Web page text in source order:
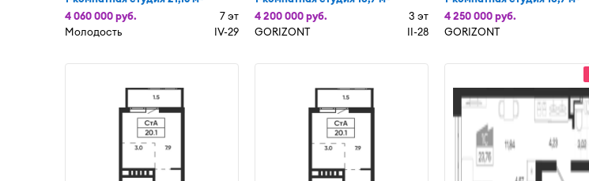
4 060 000 руб.
7 эт
Молодость
IV-29
4 200 000 руб.
3 эт
GORIZONT
II-28
4 250 000 руб.
GORIZONT